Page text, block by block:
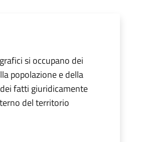
si occupano dei
popolazione e della
fatti giuridicamente
del territorio